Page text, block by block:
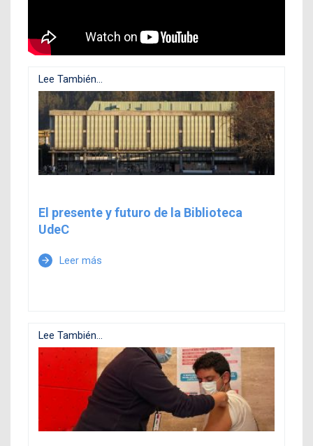
Lee También...
El presente y futuro de la Biblioteca
UdeC
arrow_forward Leer más
Lee También...